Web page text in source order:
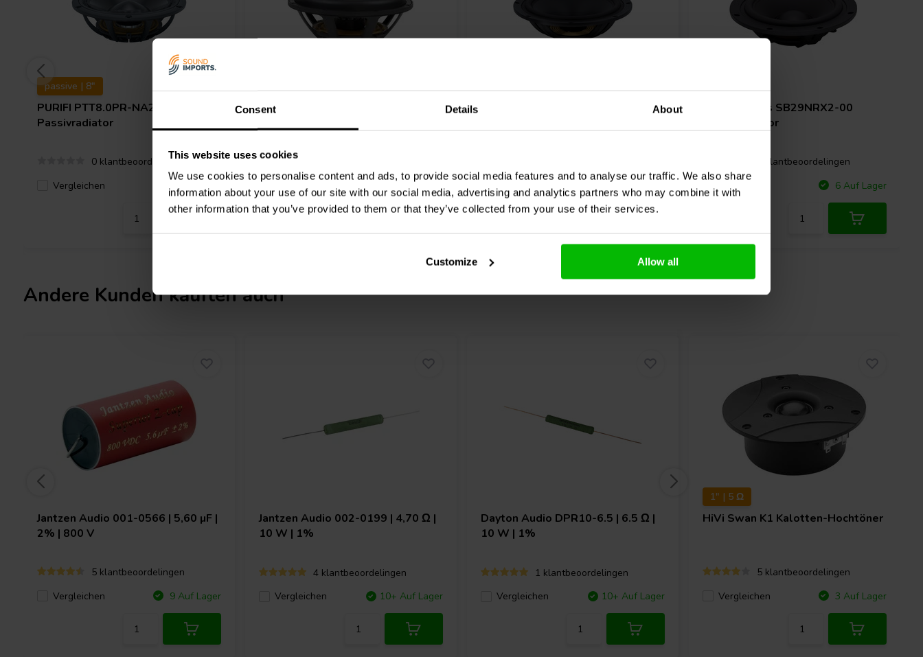
Consent Details About
This website uses cookies
We use cookies to personalise content and ads, to provide social media features and to analyse our traffic. We also share
information about your use of our site with our social media, advertising and analytics partners who may combine it with
other information that you’ve provided to them or that they’ve collected from your use of their services.
Customize Allow all
passive | 8"
PURIFI PTT8.0PR-NA2-01
Passivradiator
0 klantbeoordelingen
Vergleichen
4 Auf Lager
Dayton Audio
Vergleichen
3 Auf Lager
Vergleichen
6 Auf Lager
SB Acoustics SB29NRX2-00
Passivradiator
0 klantbeoordelingen
Vergleichen
6 Auf Lager
Andere Kunden kauften auch
Jantzen Audio 001-0566 | 5,60 µF |
2% | 800 V
5 klantbeoordelingen
Vergleichen
9 Auf Lager
Jantzen Audio 002-0199 | 4,70 Ω |
10 W | 1%
4 klantbeoordelingen
Vergleichen
10+ Auf Lager
Dayton Audio DPR10-6.5 | 6.5 Ω |
10 W | 1%
1 klantbeoordelingen
Vergleichen
10+ Auf Lager
1" | 5 Ω
HiVi Swan K1 Kalotten-Hochtöner
5 klantbeoordelingen
Vergleichen
3 Auf Lager